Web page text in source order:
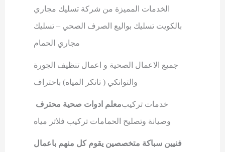
الخدمات المميزة من شركة تسليك مجاري
بالكويت تسليك بواليع الصرف الصحي – تسليك
مجاري الحمام
جميع الاعمال الصحية و اعمال تنظيف الجورة
والتوانكي ( تانكر المياه) باحتراف
معلم ادوات صحية محترفخدمات تركيب
وصيانة وتصليح الحمامات تركيب فلاتر مياه
فنيين سباكة متخصصين يقوم كل منهم باعمال